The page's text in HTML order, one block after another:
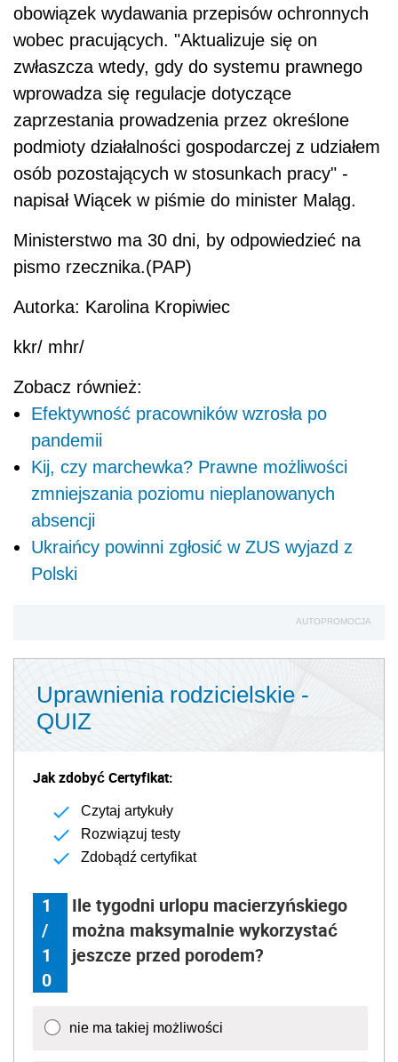
obowiązek wydawania przepisów ochronnych
wobec pracujących. "Aktualizuje się on
zwłaszcza wtedy, gdy do systemu prawnego
wprowadza się regulacje dotyczące
zaprzestania prowadzenia przez określone
podmioty działalności gospodarczej z udziałem
osób pozostających w stosunkach pracy" -
napisał Wiącek w piśmie do minister Maląg.
Ministerstwo ma 30 dni, by odpowiedzieć na
pismo rzecznika.(PAP)
Autorka: Karolina Kropiwiec
kkr/ mhr/
Zobacz również:
Efektywność pracowników wzrosła po
pandemii
Kij, czy marchewka? Prawne możliwości
zmniejszania poziomu nieplanowanych
absencji
Ukraińcy powinni zgłosić w ZUS wyjazd z
Polski
AUTOPROMOCJA
Uprawnienia rodzicielskie -
QUIZ
Jak zdobyć Certyfikat:
Czytaj artykuły
Rozwiązuj testy
Zdobądź certyfikat
1
/
1
0
Ile tygodni urlopu macierzyńskiego
można maksymalnie wykorzystać
jeszcze przed porodem?
nie ma takiej możliwości